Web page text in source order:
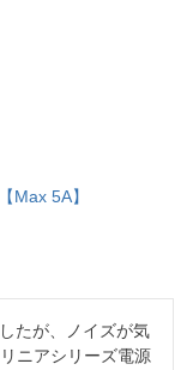
5A】
たが、ノイズが気
ニアシリーズ電源